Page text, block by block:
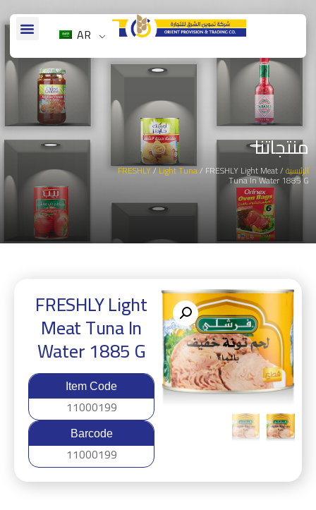
AR
منتجاتنا
الرئيسية/
FRESHLY/Light Tuna/ FRESHLY Light Meat
Tuna In Water 1885 G
FRESHLY Light
Meat Tuna In
Water 1885 G
Item Code
11000199
Barcode
11000199